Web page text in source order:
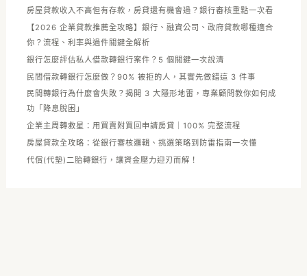
房屋貸款收入不高但有存款，房貸還有機會過？銀行審核重點一次看
【2026 企業貸款推薦全攻略】銀行、融資公司、政府貸款哪種適合
你？流程、利率與過件關鍵全解析
銀行怎麼評估私人借款轉銀行案件？5 個關鍵一次說清
民間借款轉銀行怎麼做？90% 被拒的人，其實先做錯這 3 件事
民間轉銀行為什麼會失敗？揭開 3 大隱形地雷，專業顧問教你如何成
功「降息脫困」
企業主周轉救星：用買賣附買回申請房貸｜100% 完整流程
房屋貸款全攻略：從銀行審核邏輯、挑選策略到防雷指南一次懂
代償(代墊)二胎轉銀行，讓資金壓力迎刃而解！